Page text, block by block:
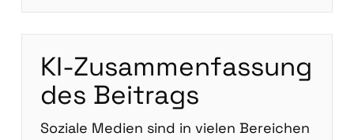
KI-Zusam­men­fas­sung
des Bei­trags
Sozia­le Medi­en sind in vie­len Berei­chen